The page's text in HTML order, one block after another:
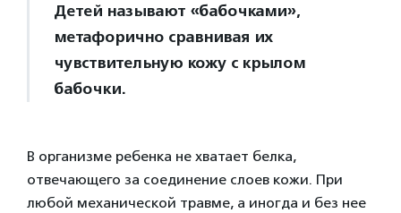
Детей называют «бабочками»,
метафорично сравнивая их
чувствительную кожу с крылом
бабочки.
В организме ребенка не хватает белка,
отвечающего за соединение слоев кожи. При
любой механической травме, а иногда и без нее